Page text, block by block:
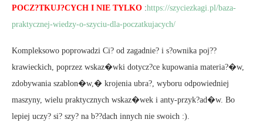
POCZ?TKUJ?CYCH I NIE TYLKO :https://szyciezkagi.pl/baza-
praktycznej-wiedzy-o-szyciu-dla-poczatkujacych/
Kompleksowo poprowadzi Ci? od zagadnie? i s?ownika poj??
krawieckich, poprzez wskaz�wki dotycz?ce kupowania materia?�w,
zdobywania szablon�w,� krojenia ubra?, wyboru odpowiedniej
maszyny, wielu praktycznych wskaz�wek i anty-przyk?ad�w. Bo
lepiej uczy? si? szy? na b??dach innych nie swoich :).